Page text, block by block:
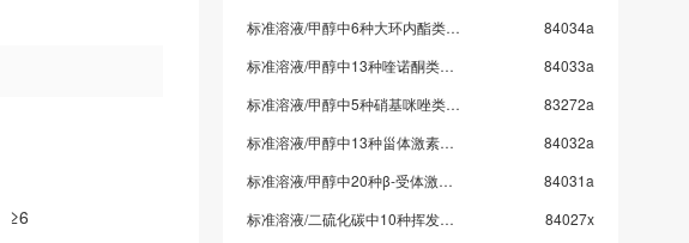
≥6
标准溶液/甲醇中6种大环内酯类抗生素混标/SN/T 5724-2025-8/保质期6个月
84034a
标准溶液/甲醇中13种喹诺酮类药物混标/SN/T 5724-2025-7
84033a
标准溶液/甲醇中5种硝基咪唑类药物混标/SN/T 5724-2025-4
83272a
标准溶液/甲醇中13种甾体激素混标溶液/SN/T 5724-2025-3/保质期6个月
84032a
标准溶液/甲醇中20种β-受体激动剂混标溶液/SN/T 5724-2025-2
84031a
标准溶液/二硫化碳中10种挥发性有机物混标
84027x